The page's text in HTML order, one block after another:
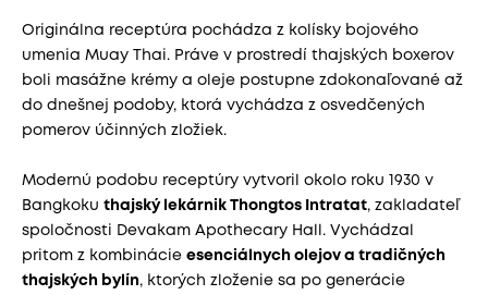
Originálna receptúra pochádza z kolísky bojového
umenia Muay Thai. Práve v prostredí thajských boxerov
boli masážne krémy a oleje postupne zdokonaľované až
do dnešnej podoby, ktorá vychádza z osvedčených
pomerov účinných zložiek.
Modernú podobu receptúry vytvoril okolo roku 1930 v
Bangkoku thajský lekárnik Thongtos Intratat, zakladateľ
spoločnosti Devakam Apothecary Hall. Vychádzal
pritom z kombinácie esenciálnych olejov a tradičných
thajských bylín, ktorých zloženie sa po generácie